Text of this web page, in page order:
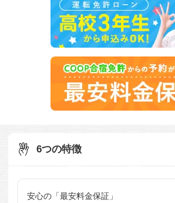
6つの特徴
安心の「最安料金保証」